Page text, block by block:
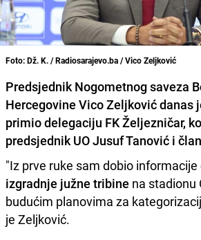
Foto: Dž. K. / Radiosarajevo.ba / Vico Zeljković
Predsjednik Nogometnog saveza
Hercegovine Vico Zeljković danas
primio delegaciju FK Željezničar,
predsjednik UO Jusuf Tanović i
"Iz prve ruke sam dobio
izgradnje južne tribine na stadionu
budućim planovima za
je Zeljković.